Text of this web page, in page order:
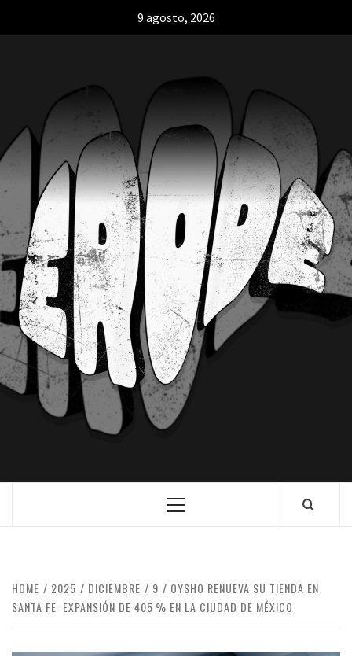
9 agosto, 2026
HOME 2025 DICIEMBRE 9
OYSHO RENUEVA SU TIENDA EN
SANTA FE: EXPANSIÓN DE 405 % EN LA CIUDAD DE MÉXICO